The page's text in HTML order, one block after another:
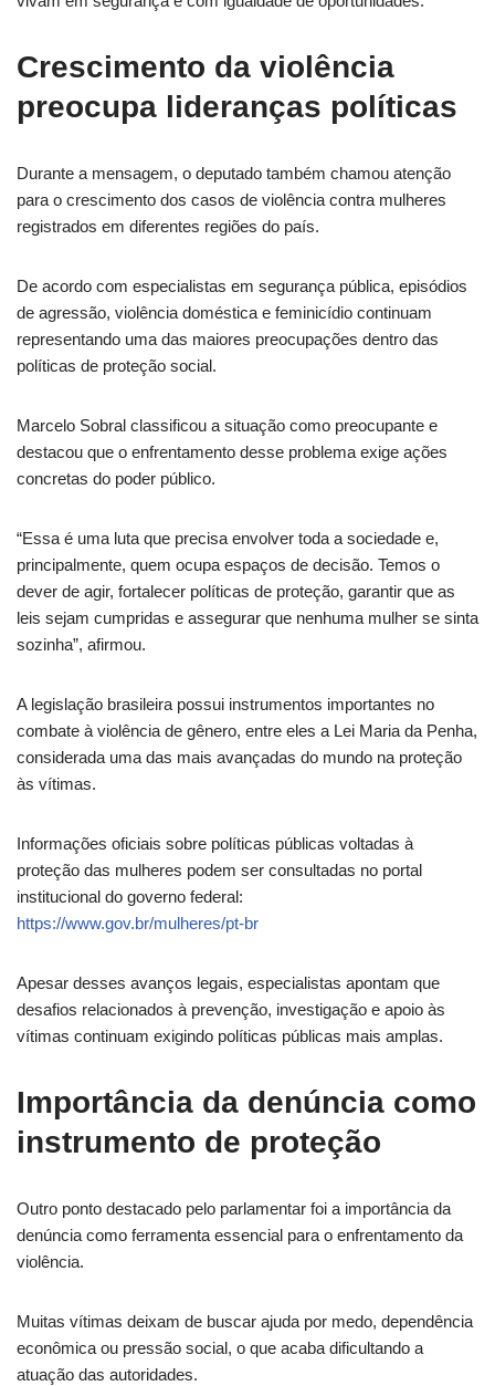
Crescimento da violência
preocupa lideranças políticas
Durante a mensagem, o deputado também chamou atenção
para o crescimento dos casos de violência contra mulheres
registrados em diferentes regiões do país.
De acordo com especialistas em segurança pública, episódios
de agressão, violência doméstica e feminicídio continuam
representando uma das maiores preocupações dentro das
políticas de proteção social.
Marcelo Sobral classificou a situação como preocupante e
destacou que o enfrentamento desse problema exige ações
concretas do poder público.
“Essa é uma luta que precisa envolver toda a sociedade e,
principalmente, quem ocupa espaços de decisão. Temos o
dever de agir, fortalecer políticas de proteção, garantir que as
leis sejam cumpridas e assegurar que nenhuma mulher se sinta
sozinha”, afirmou.
A legislação brasileira possui instrumentos importantes no
combate à violência de gênero, entre eles a Lei Maria da Penha,
considerada uma das mais avançadas do mundo na proteção
às vítimas.
Informações oficiais sobre políticas públicas voltadas à
proteção das mulheres podem ser consultadas no portal
institucional do governo federal:
https://www.gov.br/mulheres/pt-br
Apesar desses avanços legais, especialistas apontam que
desafios relacionados à prevenção, investigação e apoio às
vítimas continuam exigindo políticas públicas mais amplas.
Importância da denúncia como
instrumento de proteção
Outro ponto destacado pelo parlamentar foi a importância da
denúncia como ferramenta essencial para o enfrentamento da
violência.
Muitas vítimas deixam de buscar ajuda por medo, dependência
econômica ou pressão social, o que acaba dificultando a
atuação das autoridades.